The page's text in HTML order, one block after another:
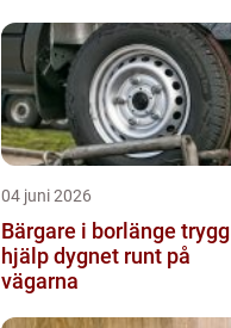
04 juni 2026
Bärgare i borlänge trygg
hjälp dygnet runt på
vägarna